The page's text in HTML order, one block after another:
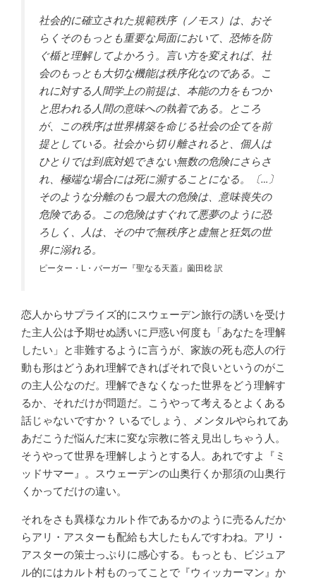
社会的に確立された規範秩序（ノモス）は、おそ
らくそのもっとも重要な局面において、恐怖を防
ぐ楯と理解してよかろう。言い方を変えれば、社
会のもっとも大切な機能は秩序化なのである。こ
れに対する人間学上の前提は、本能の力をもつか
と思われる人間の意味への執着である。ところ
が、この秩序は世界構築を命じる社会の企てを前
提としている。社会から切り離されると、個人は
ひとりでは到底対処できない無数の危険にさらさ
れ、極端な場合には死に瀕することになる。〔…〕
そのような分離のもつ最大の危険は、意味喪失の
危険である。この危険はすぐれて悪夢のように恐
ろしく、人は、その中で無秩序と虚無と狂気の世
界に溺れる。
ピーター・L・バーガー『聖なる天蓋』薗田稔 訳
恋人からサプライズ的にスウェーデン旅行の誘いを受け
た主人公は予期せぬ誘いに戸惑い何度も「あなたを理解
したい」と非難するように言うが、家族の死も恋人の行
動も形はどうあれ理解できればそれで良いというのがこ
の主人公なのだ。理解できなくなった世界をどう理解す
るか、それだけが問題だ。こうやって考えるとよくある
話じゃないですか？ いるでしょう、メンタルやられてあ
あだこうだ悩んだ末に変な宗教に答え見出しちゃう人。
そうやって世界を理解しようとする人。あれですよ『ミ
ッドサマー』。スウェーデンの山奥行くか那須の山奥行
くかってだけの違い。
それをさも異様なカルト作であるかのように売るんだか
らアリ・アスターも配給も大したもんですわね。アリ・
アスターの策士っぷりに感心する。もっとも、ビジュア
ル的にはカルト村ものってことで『ウィッカーマン』か